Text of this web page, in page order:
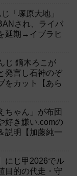
「塚原大地」
され、ライバ
延期→イブラヒ
じ 鏑木ろこが
発言し石神のぞ
をカット【あら
ちゃん」が布団
好き嫌い.comの
説明【加藤純一
にじ甲2026でル
目的の代走・守